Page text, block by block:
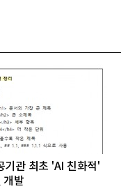
기관 최초 'AI 친화적'
개발